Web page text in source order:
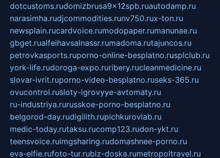
dotcustoms.rudomizbrusa9x12spb.ruautodamp.ru
narasimha.rudjcommodities.runv750.rux-ton.ru
newsplain.rucardvoice.rumodopaper.rumanunae.ru
gbget.rualfeihavsalnassr.rumadoma.rutajuncos.ru
petrovkasports.ruporno-online-besplatno.rusplclub.ru
york-life.rudoroga-expo.ruribery.rucleanmedicine.ru
slovar-ivrit.ruporno-video-besplatno.ruseks-365.ru
ovucontrol.rusloty-igrovyye-avtomaty.ru
ru-industriya.rurusskoe-porno-besplatno.ru
belgorod-day.rudigilith.rupichkurovlab.ru
medic-today.rutaksu.rucomp123.rudon-ykt.ru
teensvoice.ruimgsharing.rudomashnee-porno.ru
eva-elfie.rufoto-tur.rubiz-doska.rumetropoltravel.ru